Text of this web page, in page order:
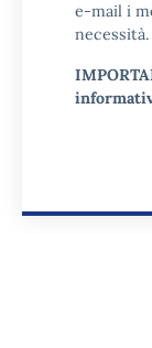
e-mail i
necessità.